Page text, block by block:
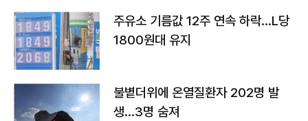
주유소 기름값 12주 연속 하락…L당
1800원대 유지
불볕더위에 온열질환자 202명 발
생…3명 숨져